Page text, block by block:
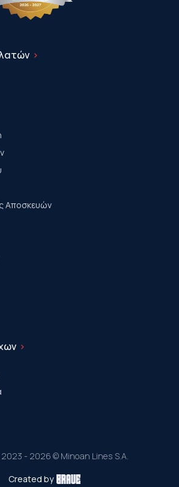
Αποσκευών
- 2026 © Minoan Lines S.A.
Created by